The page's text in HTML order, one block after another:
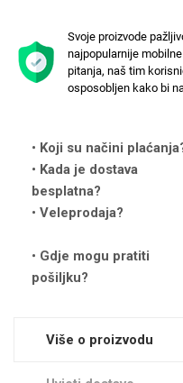
Svoje proizvode
najpopularnije
pitanja, naš tim
osposobljen kako bi
Koji su načini
Kada je dostava
besplatna?
Veleprodaja?
Gdje mogu pratiti
pošiljku?
Više o proizvodu
Love motivi
Quotes Collection